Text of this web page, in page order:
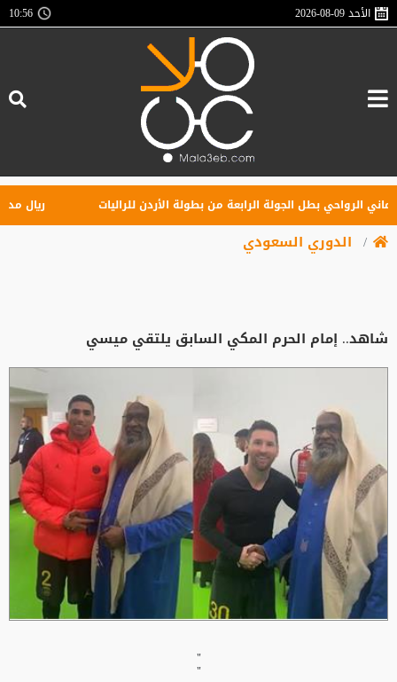
الأحد2026-08-09
10:56
الرواحي بطل الجولة الرابعة من بطولة الأردن للراليات ريال
الدوري السعودي
شاهد.. إمام الحرم المكي السابق يلتقي ميسي
"
"